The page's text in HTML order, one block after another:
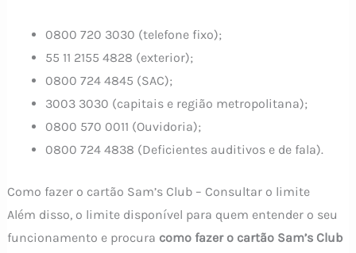
0800 720 3030 (telefone fixo);
55 11 2155 4828 (exterior);
0800 724 4845 (SAC);
3003 3030 (capitais e região metropolitana);
0800 570 0011 (Ouvidoria);
0800 724 4838 (Deficientes auditivos e de fala).
Como fazer o cartão Sam’s Club – Consultar o limite
Além disso, o limite disponível para quem entender o seu
funcionamento e procura como fazer o cartão Sam’s Club